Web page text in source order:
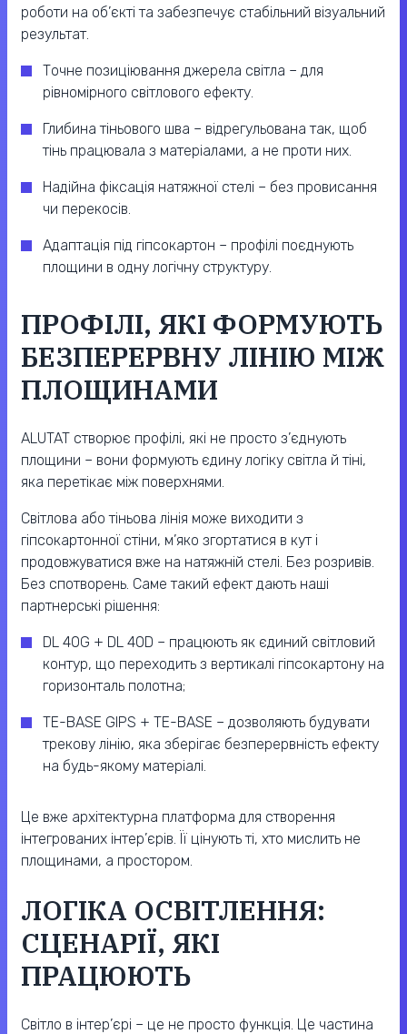
роботи на об’єкті та забезпечує стабільний візуальний
результат.
Точне позиціювання джерела світла – для
рівномірного світлового ефекту.
Глибина тіньового шва – відрегульована так, щоб
тінь працювала з матеріалами, а не проти них.
Надійна фіксація натяжної стелі – без провисання
чи перекосів.
Адаптація під гіпсокартон – профілі поєднують
площини в одну логічну структуру.
ПРОФІЛІ, ЯКІ ФОРМУЮТЬ
БЕЗПЕРЕРВНУ ЛІНІЮ МІЖ
ПЛОЩИНАМИ
ALUTAT створює профілі, які не просто з’єднують
площини – вони формують єдину логіку світла й тіні,
яка перетікає між поверхнями.
Світлова або тіньова лінія може виходити з
гіпсокартонної стіни, м’яко згортатися в кут і
продовжуватися вже на натяжній стелі. Без розривів.
Без спотворень. Саме такий ефект дають наші
партнерські рішення:
DL 40G + DL 40D – працюють як єдиний світловий
контур, що переходить з вертикалі гіпсокартону на
горизонталь полотна;
TE-BASE GIPS + TE-BASE – дозволяють будувати
трекову лінію, яка зберігає безперервність ефекту
на будь-якому матеріалі.
Це вже архітектурна платформа для створення
інтегрованих інтер’єрів. Її цінують ті, хто мислить не
площинами, а простором.
ЛОГІКА ОСВІТЛЕННЯ:
СЦЕНАРІЇ, ЯКІ
ПРАЦЮЮТЬ
Світло в інтер’єрі – це не просто функція. Це частина